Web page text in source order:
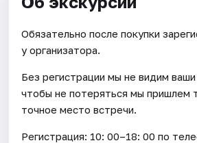
Обязательно после покупки
у организатора.
Без регистрации мы не видим
чтобы не потеряться мы пришлем
точное место встречи.
Регистрация: 10: 00–18: 00 по